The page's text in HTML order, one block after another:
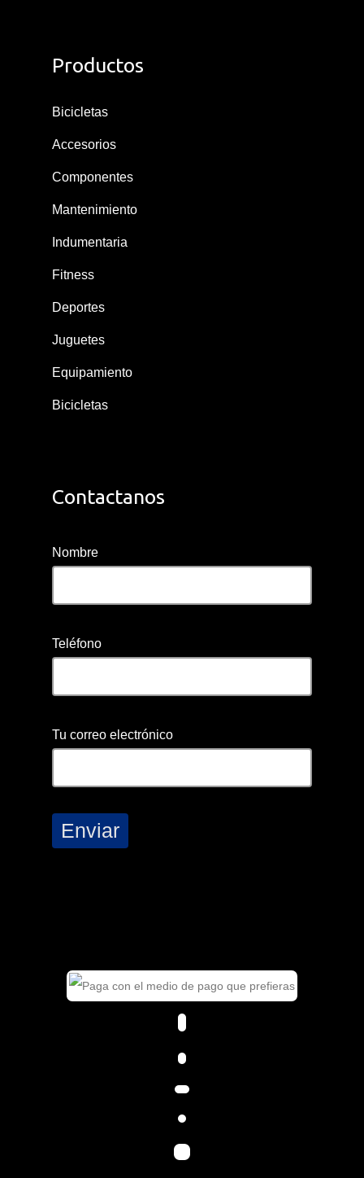
Productos
Bicicletas
Accesorios
Componentes
Mantenimiento
Indumentaria
Fitness
Deportes
Juguetes
Equipamiento
Bicicletas
Contactanos
Nombre
Teléfono
Tu correo electrónico